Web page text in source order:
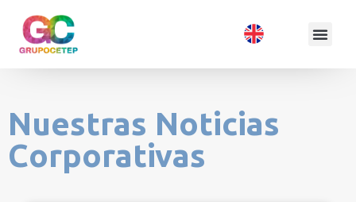
Nuestras Noticias
Corporativas